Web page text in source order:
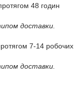
48 годин
доставки.
7-14 робочих
доставки.